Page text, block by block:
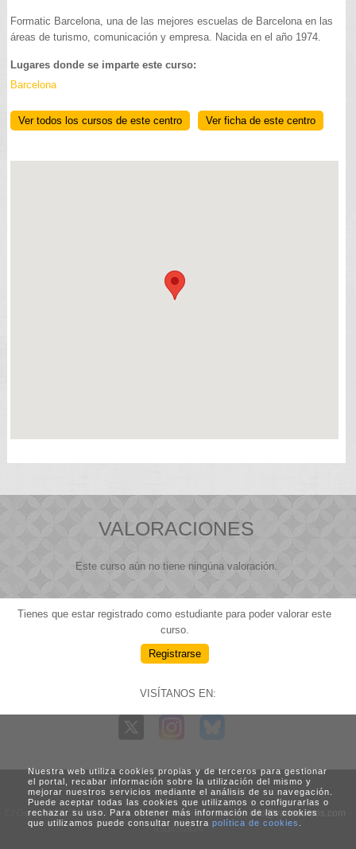
Formatic Barcelona, una de las mejores escuelas de Barcelona en las
áreas de turismo, comunicación y empresa. Nacida en el año 1974.
Lugares donde se imparte este curso:
Barcelona
Ver todos los cursos de este centro Ver ficha de este centro
VALORACIONES
Este curso aún no tiene ningúna valoración.
Tienes que estar registrado como estudiante para poder valorar este
curso.
Registrarse
VISÍTANOS EN:
C/ Generalitat, 3. 08960 Sant Just Desvern (Barcelona) - info@vadecursos.com
930450824
Nuestra web utiliza cookies propias y de terceros para gestionar
el portal, recabar información sobre la utilización del mismo y
mejorar nuestros servicios mediante el análisis de su navegación.
Puede aceptar todas las cookies que utilizamos o configurarlas o
rechazar su uso. Para obtener más información de las cookies
que utilizamos puede consultar nuestra política de cookies